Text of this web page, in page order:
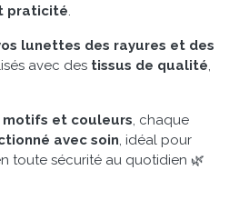
praticité.
lunettes des rayures et des
avec des tissus de qualité,
motifs et couleurs, chaque
avec soin, idéal pour
toute sécurité au quotidien 🌿